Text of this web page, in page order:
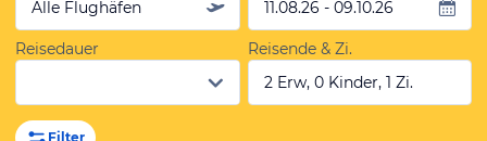
Alle Flughäfen
11.08.26 - 09.10.26
Reisedauer
Reisende & Zi.
2 Erw, 0 Kinder, 1 Zi.
Filter